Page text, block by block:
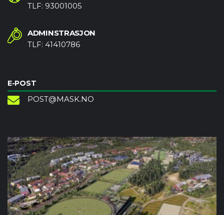
TLF: 93001005
ADMINSTRASJON
TLF: 41410786
E-POST
POST@MASK.NO